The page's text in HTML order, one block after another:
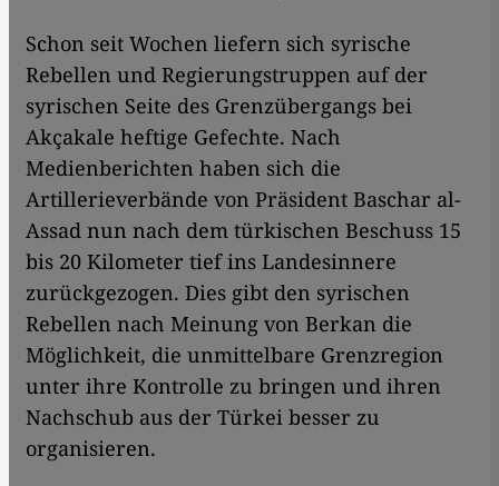
Schon seit Wochen liefern sich syrische
Rebellen und Regierungstruppen auf der
syrischen Seite des Grenzübergangs bei
Akçakale heftige Gefechte. Nach
Medienberichten haben sich die
Artillerieverbände von Präsident Baschar al-
Assad nun nach dem türkischen Beschuss 15
bis 20 Kilometer tief ins Landesinnere
zurückgezogen. Dies gibt den syrischen
Rebellen nach Meinung von Berkan die
Möglichkeit, die unmittelbare Grenzregion
unter ihre Kontrolle zu bringen und ihren
Nachschub aus der Türkei besser zu
organisieren.